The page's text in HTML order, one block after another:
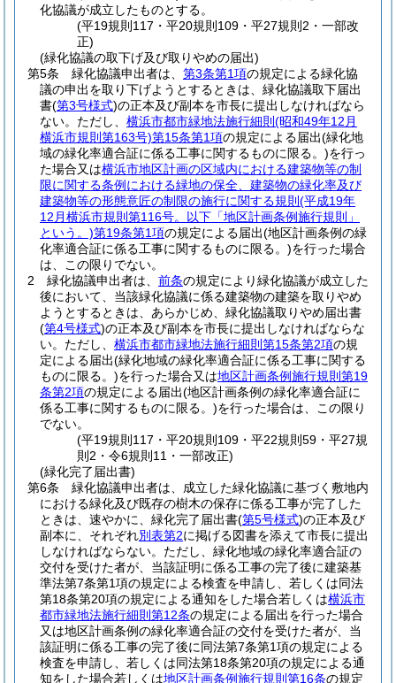
化協議が成立したものとする。
(平19規則117・平20規則109・平27規則2・一部改
正)
(緑化協議の取下げ及び取りやめの届出)
第5条
緑化協議申出者は、 第3条第1項の規定による緑化協
議の申出を取り下げようとするときは、緑化協議取下届出
書(第3号様式)の正本及び副本を市長に提出しなければなら
ない。 ただし、 横浜市都市緑地法施行細則 (昭和49年12月
横浜市規則第163号)第15条第1項の規定による届出(緑化地
域の緑化率適合証に係る工事に関するものに限る。)を行っ
た場合又は横浜市地区計画の区域内における建築物等の制
限に関する条例における緑地の保全、建築物の緑化率及び
建築物等の形態意匠の制限の施行に関する規則 (平成19年
12月横浜市規則第116号。以下「地区計画条例施行規則」
という。)第19条第1項の規定による届出(地区計画条例の緑
化率適合証に係る工事に関するものに限る。)を行った場合
は、この限りでない。
2
緑化協議申出者は、 前条の規定により緑化協議が成立した
後において、当該緑化協議に係る建築物の建築を取りやめ
ようとするときは、あらかじめ、緑化協議取りやめ届出書
(第4号様式)の正本及び副本を市長に提出しなければならな
い。 ただし、 横浜市都市緑地法施行細則第15条第2項の規
定による届出(緑化地域の緑化率適合証に係る工事に関する
ものに限る。)を行った場合又は地区計画条例施行規則第19
条第2項の規定による届出(地区計画条例の緑化率適合証に
係る工事に関するものに限る。)を行った場合は、この限り
でない。
(平19規則117・平20規則109・平22規則59・平27規
則2・令6規則11・一部改正)
(緑化完了届出書)
第6条
緑化協議申出者は、成立した緑化協議に基づく敷地内
における緑化及び既存の樹木の保存に係る工事が完了した
ときは、速やかに、緑化完了届出書(第5号様式)の正本及び
副本に、それぞれ別表第2に掲げる図書を添えて市長に提出
しなければならない。 ただし、緑化地域の緑化率適合証の
交付を受けた者が、当該証明に係る工事の完了後に建築基
準法第7条第1項の規定による検査を申請し、若しくは同法
第18条第20項の規定による通知をした場合若しくは横浜市
都市緑地法施行細則第12条の規定による届出を行った場合
又は地区計画条例の緑化率適合証の交付を受けた者が、当
該証明に係る工事の完了後に同法第7条第1項の規定による
検査を申請し、若しくは同法第18条第20項の規定による通
知をした場合若しくは地区計画条例施行規則第16条の規定